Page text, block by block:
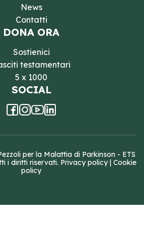
News
Contatti
DONA ORA
Sostienici
testamentari
5 x 1000
SOCIAL
per la Malattia di Parkinson - ETS
i diritti riservati. Privacy policy| Cookie
policy